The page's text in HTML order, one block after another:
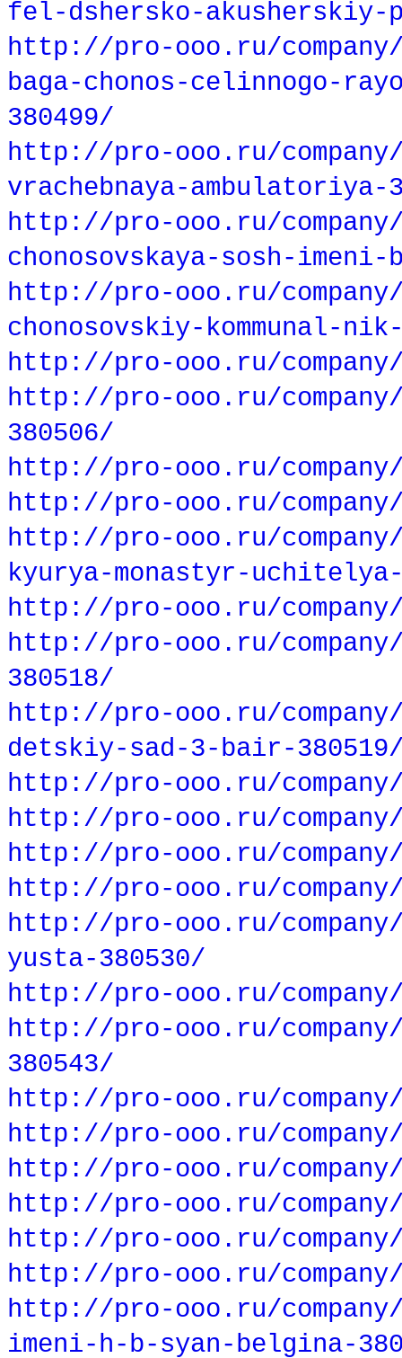
fel-dshersko-akusherskiy-
http://pro-ooo.ru/company/
baga-chonos-celinnogo-
380499/
http://pro-ooo.ru/company/
vrachebnaya-ambulatoriya-
http://pro-ooo.ru/company/
chonosovskaya-sosh-imeni-
http://pro-ooo.ru/company/
chonosovskiy-kommunal-
http://pro-ooo.ru/company/
http://pro-ooo.ru/
380506/
http://pro-ooo.ru/company/
http://pro-ooo.ru/company/
http://pro-ooo.ru/
kyurya-monastyr-
http://pro-ooo.ru/
http://pro-ooo.ru/
380518/
http://pro-ooo.ru/company/
detskiy-sad-3-bair-
http://pro-ooo.ru/company/
http://pro-ooo.ru/company/
http://pro-ooo.ru/company/
http://pro-ooo.ru/company/
http://pro-ooo.ru/
yusta-380530/
http://pro-ooo.ru/
http://pro-ooo.ru/
380543/
http://pro-ooo.ru/company/
http://pro-ooo.ru/
http://pro-ooo.ru/
http://pro-ooo.ru/company/
http://pro-ooo.ru/company/
http://pro-ooo.ru/company/
http://pro-ooo.ru/company/
imeni-h-b-syan-belgina-